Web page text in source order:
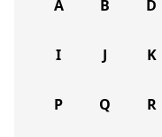
A B D
I J K
P Q R